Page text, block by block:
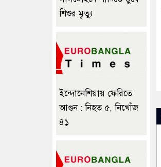
শিশুর মৃত্যু
ইন্দোনেশিয়ায় ফেরিতে
আগুন : নিহত ৫, নিখোঁজ
৪১